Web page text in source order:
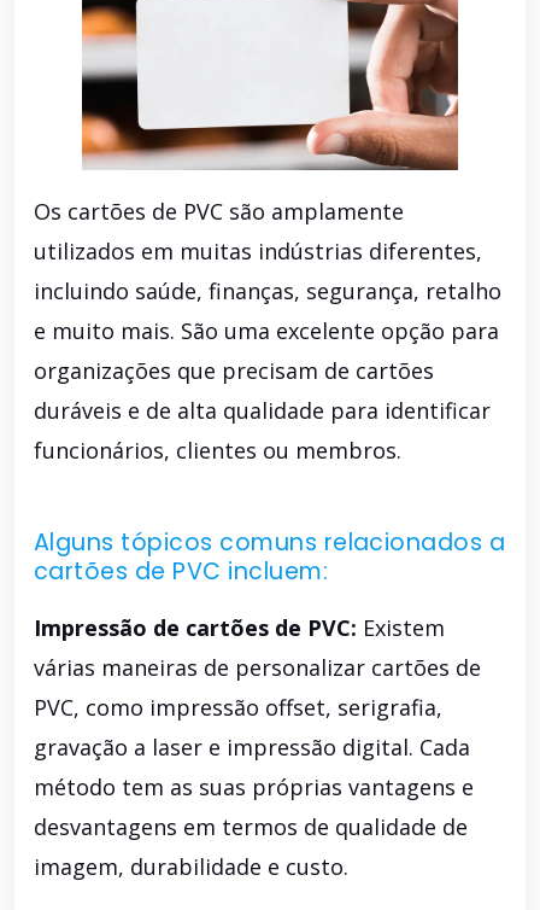
Os cartões de PVC são amplamente
utilizados em muitas indústrias diferentes,
incluindo saúde, finanças, segurança, retalho
e muito mais. São uma excelente opção para
organizações que precisam de cartões
duráveis e de alta qualidade para identificar
funcionários, clientes ou membros.
Alguns tópicos comuns relacionados a
cartões de PVC incluem:
Impressão de cartões de PVC: Existem
várias maneiras de personalizar cartões de
PVC, como impressão offset, serigrafia,
gravação a laser e impressão digital. Cada
método tem as suas próprias vantagens e
desvantagens em termos de qualidade de
imagem, durabilidade e custo.